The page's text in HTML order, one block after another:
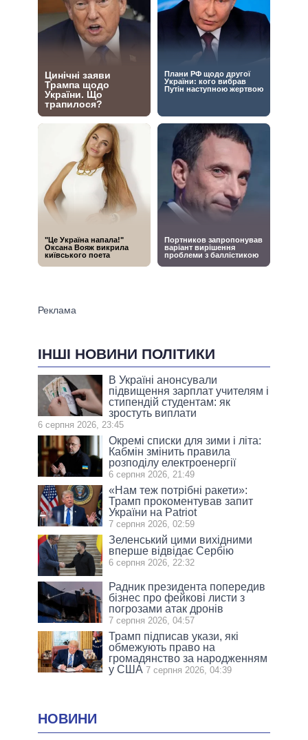
ІНШІ НОВИНИ ПОЛІТИКИ
В Україні анонсували
підвищення зарплат учителям і
стипендій студентам: як
зростуть виплати
6 серпня 2026, 23:45
Окремі списки для зими і літа:
Кабмін змінить правила
розподілу електроенергії
6 серпня 2026, 21:49
«Нам теж потрібні ракети»:
Трамп прокоментував запит
України на Patriot
7 серпня 2026, 02:59
Зеленський цими вихідними
вперше відвідає Сербію
6 серпня 2026, 22:32
Радник президента попередив
бізнес про фейкові листи з
погрозами атак дронів
7 серпня 2026, 04:57
Трамп підписав укази, які
обмежують право на
громадянство за народженням
у США 7 серпня 2026, 04:39
НОВИНИ